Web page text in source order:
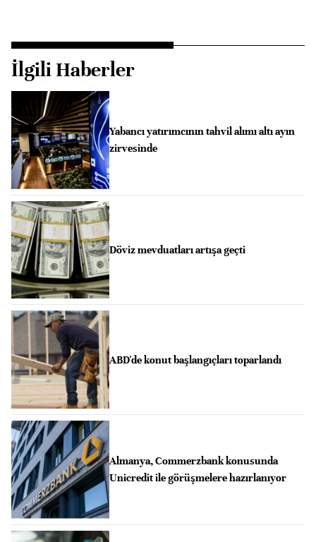
İlgili Haberler
Yabancı yatırımcının tahvil alımı altı ayın
zirvesinde
Döviz mevduatları artışa geçti
ABD'de konut başlangıçları toparlandı
Almanya, Commerzbank konusunda
Unicredit ile görüşmelere hazırlanıyor